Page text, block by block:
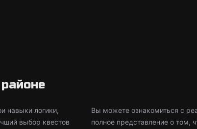
навыки логики,
выбор квестов
Вы можете ознакомиться с
полное представление о том,